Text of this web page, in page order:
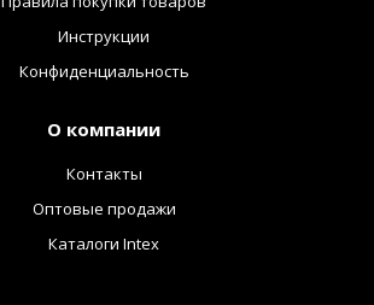
Инструкции
Конфиденциальность
О компании
Контакты
Оптовые продажи
Каталоги Intex